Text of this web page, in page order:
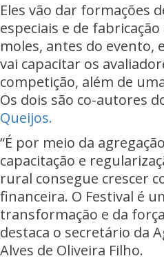
Eles vão dar formações
especiais e de
moles, antes do evento,
vai capacitar os
competição, além de
Os dois são co-autores
Queijos.
“É por meio da
capacitação e
rural consegue crescer
financeira. O Festival é
transformação e da
destaca o secretário da
Alves de Oliveira Filho.